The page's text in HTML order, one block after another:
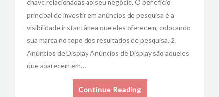
chave relacionadas ao seu negócio. O benefício
principal de investir em anúncios de pesquisa é a
visibilidade instantânea que eles oferecem, colocando
sua marca no topo dos resultados de pesquisa. 2.
Anúncios de Display Anúncios de Display são aqueles
que aparecem em…
Continue Reading